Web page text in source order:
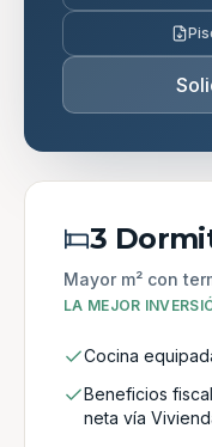
3
Mayor m² con
LA MEJOR
Cocina
Beneficios
neta vía